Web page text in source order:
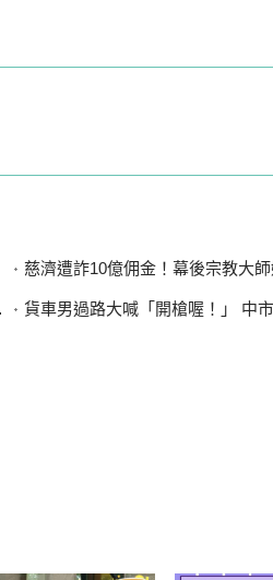
慈濟遭詐10億佣金！幕後宗教大師媳
貨車男過路大喊「開槍喔！」 中市